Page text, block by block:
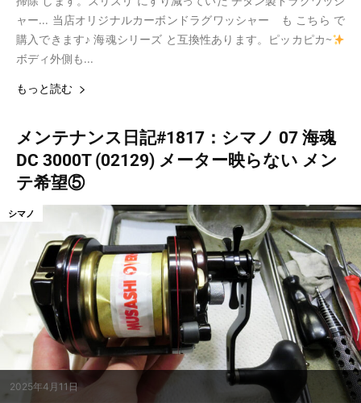
ャー... 当店オリジナルカーボンドラグワッシャー も こちら で
購入できます♪ 海魂シリーズ と互換性あります。ピッカピカ~
ボディ外側も...
もっと読む
メンテナンス日記#1817：シマノ 07 海魂
DC 3000T (02129) メーター映らない メン
テ希望⑤
2025年4月11日
シマノ